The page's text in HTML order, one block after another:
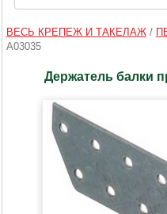
ВЕСЬ КРЕПЕЖ И ТАКЕЛАЖ/
A03035
Держатель балки